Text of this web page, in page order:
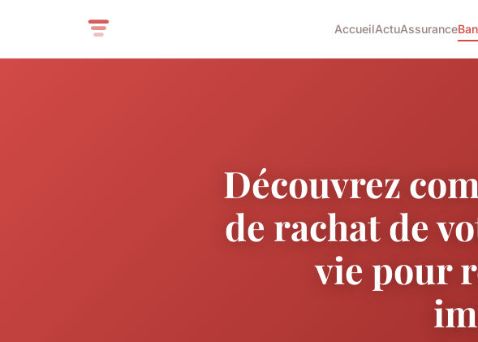
AccueilActuAssurance
Découvrez
de rachat de
vie pour